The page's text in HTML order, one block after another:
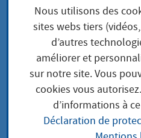
Nachhaltigkeit
Fairtrade-Stadt
Fairtrade-
Nous utilisons des
sites webs tiers
d’autres
améliorer et
sur notre site. Vous
cookies vous
d’informations à
Déclaration de